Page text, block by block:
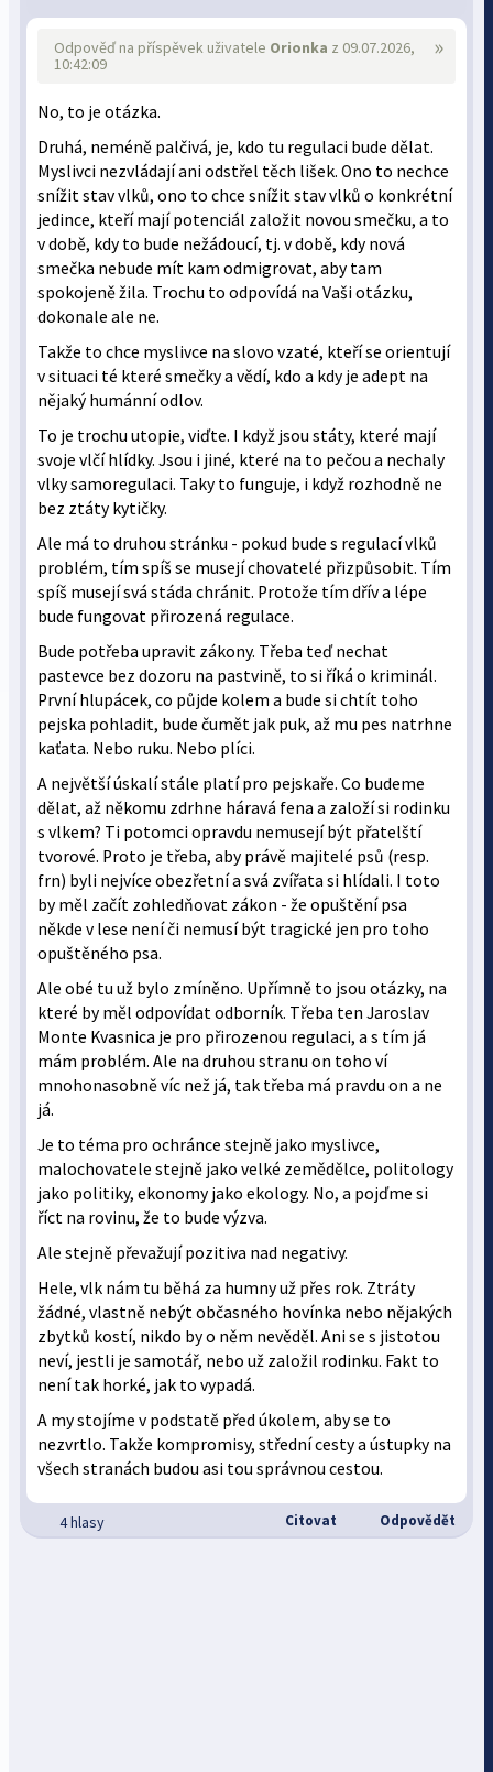
»
Odpověď na příspěvek uživatele Orionka z 09.07.2026,
10:42:09
No, to je otázka.
Druhá, neméně palčivá, je, kdo tu regulaci bude dělat.
Myslivci nezvládají ani odstřel těch lišek. Ono to nechce
snížit stav vlků, ono to chce snížit stav vlků o konkrétní
jedince, kteří mají potenciál založit novou smečku, a to
v době, kdy to bude nežádoucí, tj. v době, kdy nová
smečka nebude mít kam odmigrovat, aby tam
spokojeně žila. Trochu to odpovídá na Vaši otázku,
dokonale ale ne.
Takže to chce myslivce na slovo vzaté, kteří se orientují
v situaci té které smečky a vědí, kdo a kdy je adept na
nějaký humánní odlov.
To je trochu utopie, viďte. I když jsou státy, které mají
svoje vlčí hlídky. Jsou i jiné, které na to pečou a nechaly
vlky samoregulaci. Taky to funguje, i když rozhodně ne
bez ztáty kytičky.
Ale má to druhou stránku - pokud bude s regulací vlků
problém, tím spíš se musejí chovatelé přizpůsobit. Tím
spíš musejí svá stáda chránit. Protože tím dřív a lépe
bude fungovat přirozená regulace.
Bude potřeba upravit zákony. Třeba teď nechat
pastevce bez dozoru na pastvině, to si říká o kriminál.
První hlupácek, co půjde kolem a bude si chtít toho
pejska pohladit, bude čumět jak puk, až mu pes natrhne
kaťata. Nebo ruku. Nebo plíci.
A největší úskalí stále platí pro pejskaře. Co budeme
dělat, až někomu zdrhne háravá fena a založí si rodinku
s vlkem? Ti potomci opravdu nemusejí být přatelští
tvorové. Proto je třeba, aby právě majitelé psů (resp.
frn) byli nejvíce obezřetní a svá zvířata si hlídali. I toto
by měl začít zohledňovat zákon - že opuštění psa
někde v lese není či nemusí být tragické jen pro toho
opuštěného psa.
Ale obé tu už bylo zmíněno. Upřímně to jsou otázky, na
které by měl odpovídat odborník. Třeba ten Jaroslav
Monte Kvasnica je pro přirozenou regulaci, a s tím já
mám problém. Ale na druhou stranu on toho ví
mnohonasobně víc než já, tak třeba má pravdu on a ne
já.
Je to téma pro ochránce stejně jako myslivce,
malochovatele stejně jako velké zemědělce, politology
jako politiky, ekonomy jako ekology. No, a pojďme si
říct na rovinu, že to bude výzva.
Ale stejně převažují pozitiva nad negativy.
Hele, vlk nám tu běhá za humny už přes rok. Ztráty
žádné, vlastně nebýt občasného hovínka nebo nějakých
zbytků kostí, nikdo by o něm nevěděl. Ani se s jistotou
neví, jestli je samotář, nebo už založil rodinku. Fakt to
není tak horké, jak to vypadá.
A my stojíme v podstatě před úkolem, aby se to
nezvrtlo. Takže kompromisy, střední cesty a ústupky na
všech stranách budou asi tou správnou cestou.
4 hlasy Citovat Odpovědět